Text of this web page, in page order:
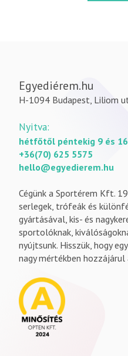
Egyediérem.hu
H-1094 Budapest, Liliom
Nyitva:
hétfőtől péntekig 9 és
+36(70) 625 5575
hello@egyedierem.hu
Cégünk a Sportérem Kft.
serlegek, trófeák és
gyártásával, kis- és
sportolóknak,
nyújtsunk. Hisszük, hogy
nagy mértékben